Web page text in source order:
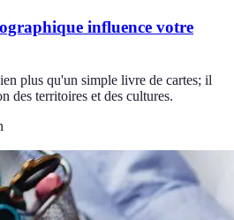
influence votre
plus qu'un simple livre de cartes; il
des territoires et des cultures.